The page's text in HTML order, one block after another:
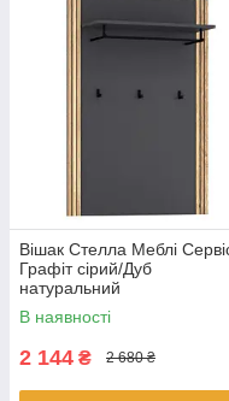
Вішак Стелла Меблі
Графіт сірий/Дуб
натуральний
В наявності
2 144 ₴ 2 680 ₴